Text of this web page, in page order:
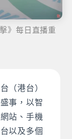
》每日直播重
（港台）
事，以智
站、手機
以及多個